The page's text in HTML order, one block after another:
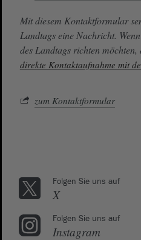
Mit diesem Kontaktformular
Landtags eine Nachricht.
des Landtags richten
direkte Kontaktaufnahme mit
zum Kontaktformular
Folgen Sie uns auf
X
Folgen Sie uns auf
Instagram